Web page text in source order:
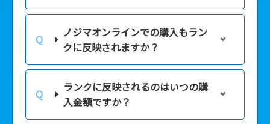
ノジマオンラインでの購入もラン
クに反映されますか？
ランクに反映されるのはいつの購
入金額ですか？